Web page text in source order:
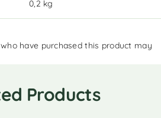
0,2 kg
have purchased this product may
Products